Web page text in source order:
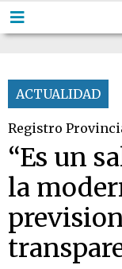
ACTUALIDAD
Registro
“Es un
la